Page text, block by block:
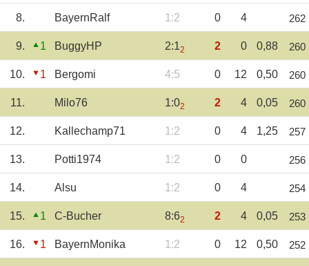
8. BayernRalf 1:2 0 4 262
9. 1 BuggyHP 2:12 2 0 0,88 260
10. 1 Bergomi 4:5 0 12 0,50 260
11. Milo76 1:02 2 4 0,05 260
12. Kallechamp71 1:2 0 4 1,25 257
13. Potti1974 1:2 0 0 256
14. Alsu 1:2 0 4 254
15. 1 C-Bucher 8:62 2 4 0,05 253
16. 1 BayernMonika 1:2 0 12 0,50 252